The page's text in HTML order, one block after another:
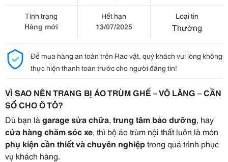
Tình trạng
Hàng mới
Hết hạn
13/07/2025
Loại tin
Thường
Để mua hàng an toàn trên Rao vặt, quý khách vui lòng không
thực hiện thanh toán trước cho người đăng tin!
VÌ SAO NÊN TRANG BỊ ÁO TRÙM GHẾ – VÔ LĂNG – CẦN
SỐ CHO Ô TÔ?
Dù bạn là garage sửa chữa, trung tâm bảo dưỡng, hay
cửa hàng chăm sóc xe, thì bộ áo trùm nội thất luôn là món
phụ kiện cần thiết và chuyên nghiệptrong quá trình phục
vụ khách hàng.